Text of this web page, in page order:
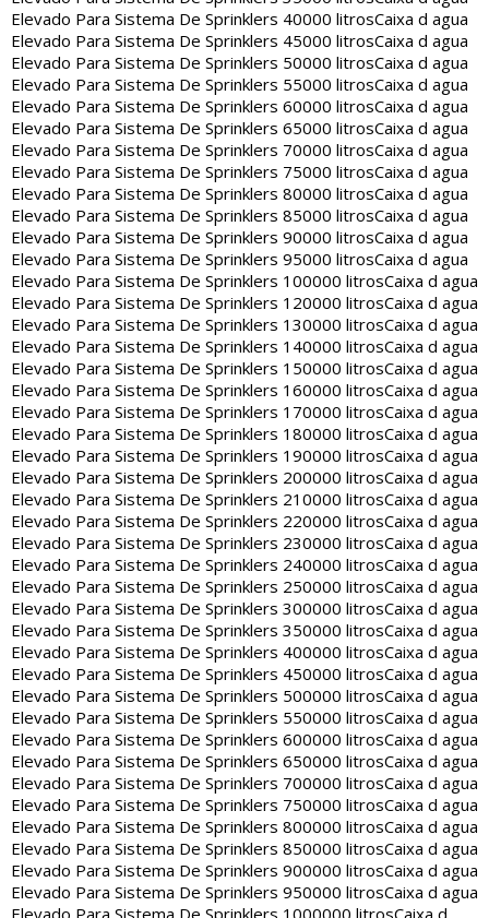
Elevado Para Sistema De Sprinklers 40000 litrosCaixa d agua
Elevado Para Sistema De Sprinklers 45000 litrosCaixa d agua
Elevado Para Sistema De Sprinklers 50000 litrosCaixa d agua
Elevado Para Sistema De Sprinklers 55000 litrosCaixa d agua
Elevado Para Sistema De Sprinklers 60000 litrosCaixa d agua
Elevado Para Sistema De Sprinklers 65000 litrosCaixa d agua
Elevado Para Sistema De Sprinklers 70000 litrosCaixa d agua
Elevado Para Sistema De Sprinklers 75000 litrosCaixa d agua
Elevado Para Sistema De Sprinklers 80000 litrosCaixa d agua
Elevado Para Sistema De Sprinklers 85000 litrosCaixa d agua
Elevado Para Sistema De Sprinklers 90000 litrosCaixa d agua
Elevado Para Sistema De Sprinklers 95000 litrosCaixa d agua
Elevado Para Sistema De Sprinklers 100000 litrosCaixa d agua
Elevado Para Sistema De Sprinklers 120000 litrosCaixa d agua
Elevado Para Sistema De Sprinklers 130000 litrosCaixa d agua
Elevado Para Sistema De Sprinklers 140000 litrosCaixa d agua
Elevado Para Sistema De Sprinklers 150000 litrosCaixa d agua
Elevado Para Sistema De Sprinklers 160000 litrosCaixa d agua
Elevado Para Sistema De Sprinklers 170000 litrosCaixa d agua
Elevado Para Sistema De Sprinklers 180000 litrosCaixa d agua
Elevado Para Sistema De Sprinklers 190000 litrosCaixa d agua
Elevado Para Sistema De Sprinklers 200000 litrosCaixa d agua
Elevado Para Sistema De Sprinklers 210000 litrosCaixa d agua
Elevado Para Sistema De Sprinklers 220000 litrosCaixa d agua
Elevado Para Sistema De Sprinklers 230000 litrosCaixa d agua
Elevado Para Sistema De Sprinklers 240000 litrosCaixa d agua
Elevado Para Sistema De Sprinklers 250000 litrosCaixa d agua
Elevado Para Sistema De Sprinklers 300000 litrosCaixa d agua
Elevado Para Sistema De Sprinklers 350000 litrosCaixa d agua
Elevado Para Sistema De Sprinklers 400000 litrosCaixa d agua
Elevado Para Sistema De Sprinklers 450000 litrosCaixa d agua
Elevado Para Sistema De Sprinklers 500000 litrosCaixa d agua
Elevado Para Sistema De Sprinklers 550000 litrosCaixa d agua
Elevado Para Sistema De Sprinklers 600000 litrosCaixa d agua
Elevado Para Sistema De Sprinklers 650000 litrosCaixa d agua
Elevado Para Sistema De Sprinklers 700000 litrosCaixa d agua
Elevado Para Sistema De Sprinklers 750000 litrosCaixa d agua
Elevado Para Sistema De Sprinklers 800000 litrosCaixa d agua
Elevado Para Sistema De Sprinklers 850000 litrosCaixa d agua
Elevado Para Sistema De Sprinklers 900000 litrosCaixa d agua
Elevado Para Sistema De Sprinklers 950000 litrosCaixa d agua